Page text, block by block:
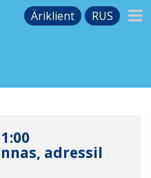
Äriklient RUS
adressil